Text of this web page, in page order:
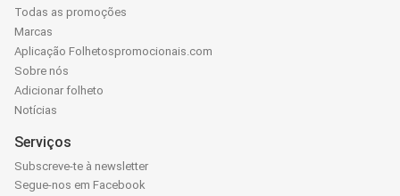
Todas as promoções
Marcas
Aplicação Folhetospromocionais.com
Sobre nós
Adicionar folheto
Notícias
Serviços
Subscreve-te à newsletter
Segue-nos em Facebook